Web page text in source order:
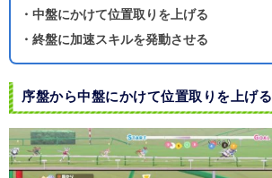
・中盤にかけて位置取りを上げる
・終盤に加速スキルを発動させる
序盤から中盤にかけて位置取りを上げる